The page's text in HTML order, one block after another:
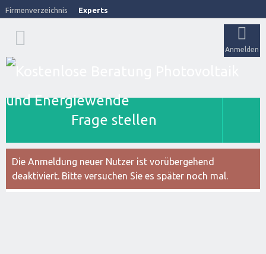
Firmenverzeichnis Experts
Anmelden
Frage stellen
Die Anmeldung neuer Nutzer ist vorübergehend
deaktiviert. Bitte versuchen Sie es später noch mal.